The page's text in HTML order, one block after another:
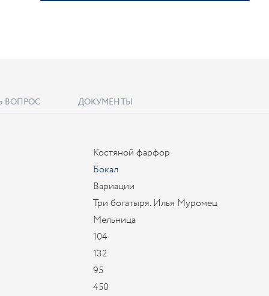
ВОПРОС ДОКУМЕНТЫ
Костяной фарфор
Бокал
Вариации
Три богатыря. Илья Муромец
Мельница
104
132
95
450